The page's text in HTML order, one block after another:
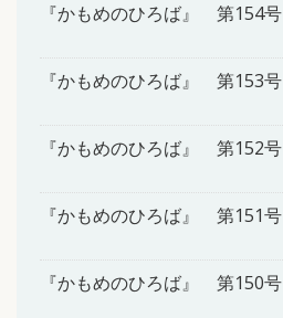
『かもめのひろば』 第154号
『かもめのひろば』 第153号
『かもめのひろば』 第152号
『かもめのひろば』 第151号
『かもめのひろば』 第150号